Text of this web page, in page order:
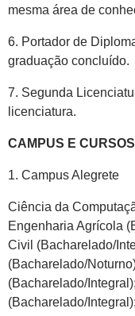
mesma área de
6. Portador de
graduação concluído.
7. Segunda
licenciatura.
CAMPUS E CURSOS
1. Campus Alegrete
Ciência da
Engenharia Agrícola
Civil (Bacharelado/
(Bacharelado/
(Bacharelado/
(Bacharelado/